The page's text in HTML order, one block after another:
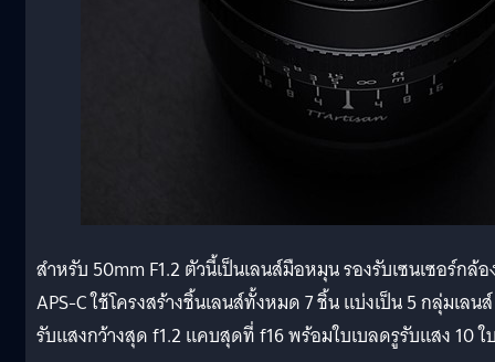
สำหรับ 50mm F1.2 ตัวนี้เป็นเลนส์มือหมุน รองรับเซนเซอร์กล้อ
APS-C ใช้โครงสร้างชิ้นเลนส์ทั้งหมด 7 ชิ้น แบ่งเป็น 5 กลุ่มเลน
รับแสงกว้างสุด f1.2 แคบสุดที่ f16 พร้อมใบเบลดรูรับแสง 10 ใ